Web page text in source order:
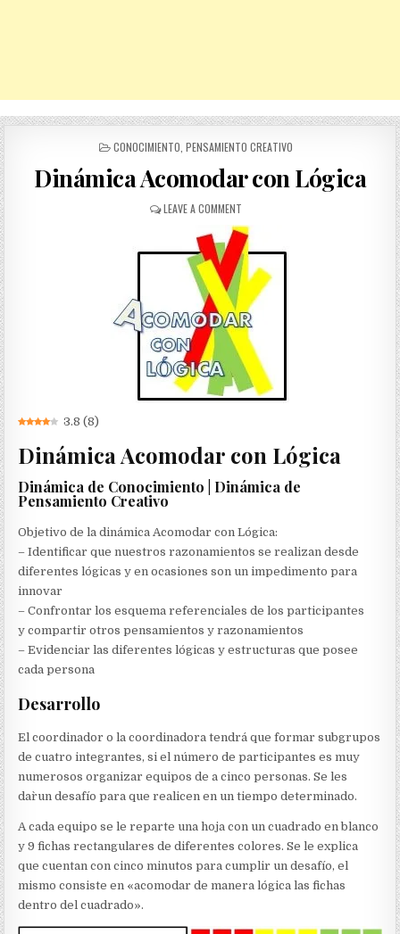
POSTED
CONOCIMIENTO PENSAMIENTO CREATIVO
Dinámica Acomodar con Lógica
LEAVE A COMMENTON
DINÁMICA
ACOMODAR
CON
LÓGICA
3.8 (8)
Dinámica Acomodar con Lógica
Dinámica de Conocimiento | Dinámica de
Pensamiento Creativo
Objetivo de la dinámica Acomodar con Lógica:
– Identificar que nuestros razonamientos se realizan desde
diferentes lógicas y en ocasiones son un impedimento para
innovar
– Confrontar los esquema referenciales de los participantes
y compartir otros pensamientos y razonamientos
– Evidenciar las diferentes lógicas y estructuras que posee
cada persona
Desarrollo
El coordinador o la coordinadora tendrá que formar subgrupos
de cuatro integrantes, si el número de participantes es muy
numerosos organizar equipos de a cinco personas. Se les
dar`un desafío para que realicen en un tiempo determinado.
A cada equipo se le reparte una hoja con un cuadrado en blanco
y 9 fichas rectangulares de diferentes colores. Se le explica
que cuentan con cinco minutos para cumplir un desafío, el
mismo consiste en «acomodar de manera lógica las fichas
dentro del cuadrado».